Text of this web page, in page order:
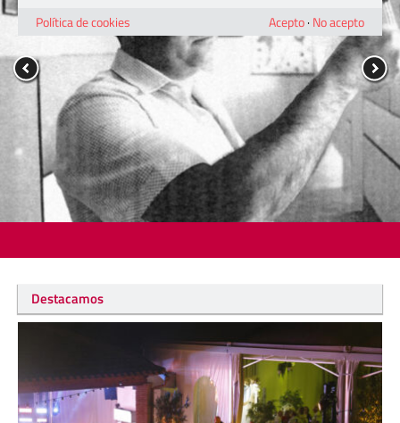
Destacamos
Política de cookies
Acepto· No acepto